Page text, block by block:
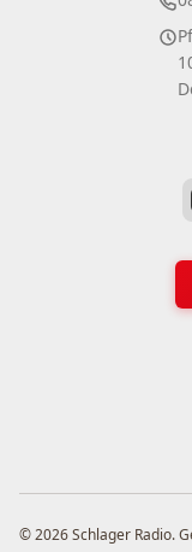
© 2026 Schlager Radio.